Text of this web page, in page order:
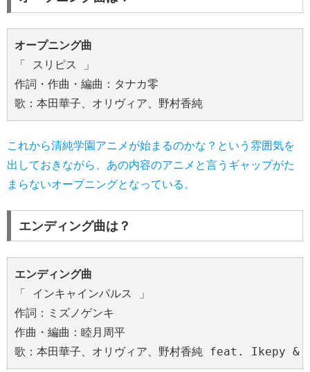
オープニング曲
「 スリピス 」
作詞・作曲・編曲：タナカ零
歌：本田華子、オリヴィア、野村香純
これから清純学園アニメが始まるのかな？という雰囲気を
出しておきながら、あの内容のアニメと言うギャップがた
まらないオープニングとなっている。
エンディング曲は？
エンディング曲
「 インキャインパルス 」
作詞：ミズノゲンキ
作曲・編曲：睦月周平
歌：本田華子、オリヴィア、野村香純 feat. Ikepy &